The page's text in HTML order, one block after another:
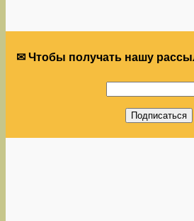
✉ Чтобы получать нашу